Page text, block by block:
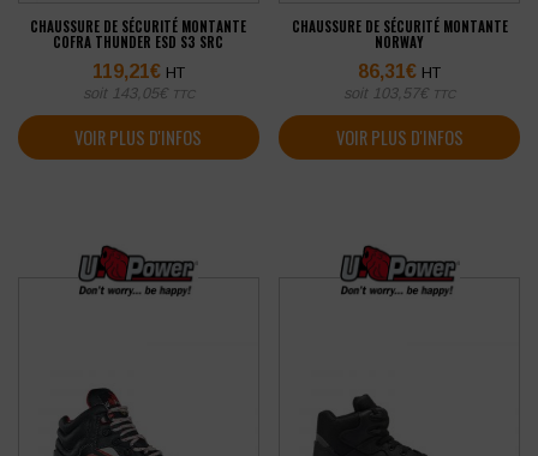
CHAUSSURE DE SÉCURITÉ MONTANTE
COFRA THUNDER ESD S3 SRC
119,21€ HT
soit 143,05€ TTC
VOIR PLUS D'INFOS
CHAUSSURE DE SÉCURITÉ MONTANTE
NORWAY
86,31€ HT
soit 103,57€ TTC
VOIR PLUS D'INFOS